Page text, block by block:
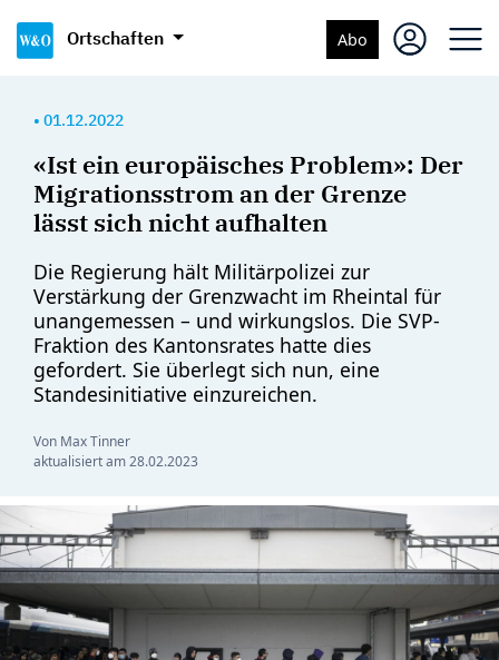
Ortschaften Abo
• 01.12.2022
«Ist ein europäisches Problem»: Der
Migrationsstrom an der Grenze
lässt sich nicht aufhalten
Die Regierung hält Militärpolizei zur
Verstärkung der Grenzwacht im Rheintal für
unangemessen – und wirkungslos. Die SVP-
Fraktion des Kantonsrates hatte dies
gefordert. Sie überlegt sich nun, eine
Standesinitiative einzureichen.
Von Max Tinner
aktualisiert am28.02.2023